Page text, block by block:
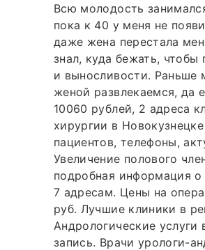
Всю молодость
пока к 40 у меня не
даже жена перестала
знал, куда бежать,
и выносливости. Раньше
женой развлекаемся, да
10060 рублей, 2 адреса
хирургии в
пациентов, телефоны,
Увеличение полового
подробная информация о
7 адресам. Цены на
руб. Лучшие клиники в
Андрологические
запись. Врачи урологи-